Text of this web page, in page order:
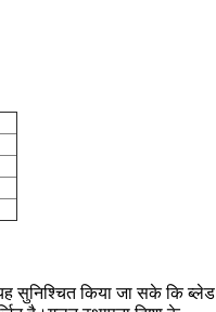
सुनिश्चित किया जा सके कि ब्लेड